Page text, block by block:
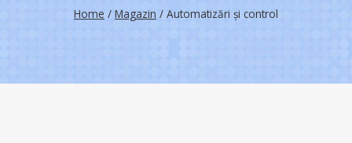
Home / Magazin / Automatizări și control